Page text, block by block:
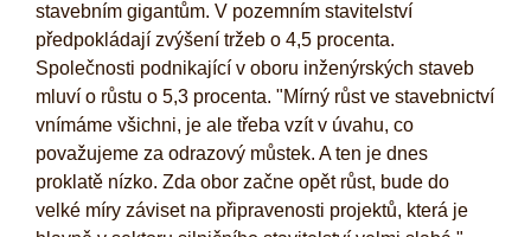
stavebním gigantům. V pozemním stavitelství
předpokládají zvýšení tržeb o 4,5 procenta.
Společnosti podnikající v oboru inženýrských staveb
mluví o růstu o 5,3 procenta. "Mírný růst ve stavebnictví
vnímáme všichni, je ale třeba vzít v úvahu, co
považujeme za odrazový můstek. A ten je dnes
proklatě nízko. Zda obor začne opět růst, bude do
velké míry záviset na připravenosti projektů, která je